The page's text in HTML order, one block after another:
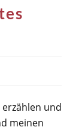
und
meinen